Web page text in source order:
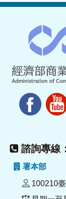
諮詢專線
署本部
100210